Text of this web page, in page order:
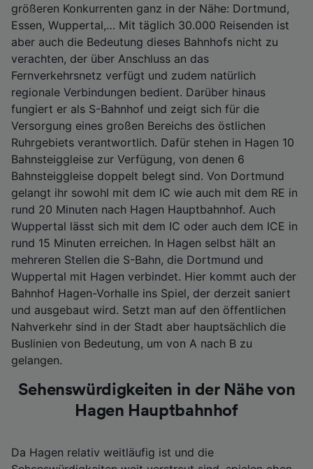
größeren Konkurrenten ganz in der Nähe: Dortmund,
Essen, Wuppertal,… Mit täglich 30.000 Reisenden ist
aber auch die Bedeutung dieses Bahnhofs nicht zu
verachten, der über Anschluss an das
Fernverkehrsnetz verfügt und zudem natürlich
regionale Verbindungen bedient. Darüber hinaus
fungiert er als S-Bahnhof und zeigt sich für die
Versorgung eines großen Bereichs des östlichen
Ruhrgebiets verantwortlich. Dafür stehen in Hagen 10
Bahnsteiggleise zur Verfügung, von denen 6
Bahnsteiggleise doppelt belegt sind. Von Dortmund
gelangt ihr sowohl mit dem IC wie auch mit dem RE in
rund 20 Minuten nach Hagen Hauptbahnhof. Auch
Wuppertal lässt sich mit dem IC oder auch dem ICE in
rund 15 Minuten erreichen. In Hagen selbst hält an
mehreren Stellen die S-Bahn, die Dortmund und
Wuppertal mit Hagen verbindet. Hier kommt auch der
Bahnhof Hagen-Vorhalle ins Spiel, der derzeit saniert
und ausgebaut wird. Setzt man auf den öffentlichen
Nahverkehr sind in der Stadt aber hauptsächlich die
Buslinien von Bedeutung, um von A nach B zu
gelangen.
Sehenswürdigkeiten in der Nähe von
Hagen Hauptbahnhof
Da Hagen relativ weitläufig ist und die